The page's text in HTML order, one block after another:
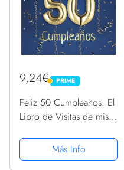
9,24€ PRIME
PRIME
Feliz 50 Cumpleaños: El
Libro de Visitas de mis
Cumpleaños - 21x21cm -
100 Páginas para
Más Info